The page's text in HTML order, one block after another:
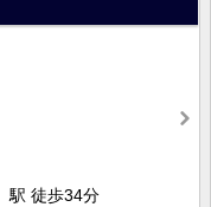
駅 徒歩34分